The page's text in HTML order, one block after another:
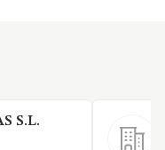
S.L.